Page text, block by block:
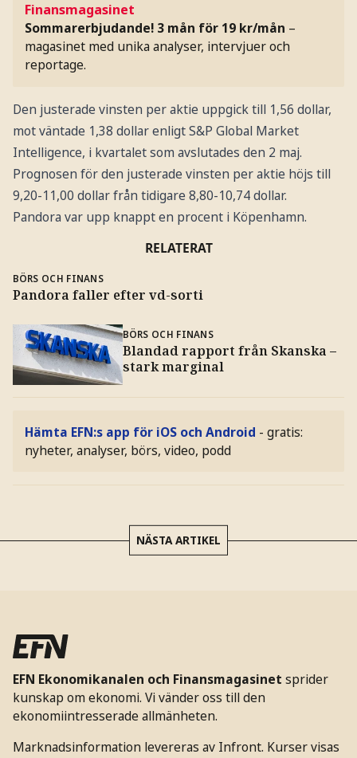
Finansmagasinet
Sommarerbjudande! 3 mån för 19 kr/mån –
magasinet med unika analyser, intervjuer och
reportage.
Den justerade vinsten per aktie uppgick till 1,56 dollar,
mot väntade 1,38 dollar enligt S&P Global Market
Intelligence, i kvartalet som avslutades den 2 maj.
Prognosen för den justerade vinsten per aktie höjs till
9,20-11,00 dollar från tidigare 8,80-10,74 dollar.
Pandora var upp knappt en procent i Köpenhamn.
RELATERAT
BÖRS OCH FINANS
Pandora faller efter vd-sorti
BÖRS OCH FINANS
Blandad rapport från Skanska –
stark marginal
Hämta EFN:s app för iOS och Android - gratis:
nyheter, analyser, börs, video, podd
NÄSTA ARTIKEL
EFN Ekonomikanalen och Finansmagasinet sprider
kunskap om ekonomi. Vi vänder oss till den
ekonomiintresserade allmänheten.
Marknadsinformation levereras av Infront. Kurser visas